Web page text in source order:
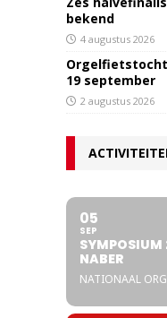
bekend
4 augustus 2026
19 september
2 augustus 2026
05
SEP
SYMPOSIUM
NABER
NATIONAAL